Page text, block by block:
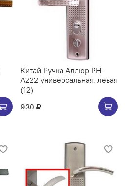
Китай Ручка Аллюр РН-
А222 универсальная, левая
(12)
930 ₽